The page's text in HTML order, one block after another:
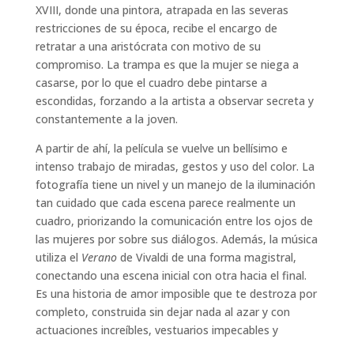
XVIII, donde una pintora, atrapada en las severas
restricciones de su época, recibe el encargo de
retratar a una aristócrata con motivo de su
compromiso. La trampa es que la mujer se niega a
casarse, por lo que el cuadro debe pintarse a
escondidas, forzando a la artista a observar secreta y
constantemente a la joven.
A partir de ahí, la película se vuelve un bellísimo e
intenso trabajo de miradas, gestos y uso del color. La
fotografía tiene un nivel y un manejo de la iluminación
tan cuidado que cada escena parece realmente un
cuadro, priorizando la comunicación entre los ojos de
las mujeres por sobre sus diálogos. Además, la música
utiliza el Veranode Vivaldi de una forma magistral,
conectando una escena inicial con otra hacia el final.
Es una historia de amor imposible que te destroza por
completo, construida sin dejar nada al azar y con
actuaciones increíbles, vestuarios impecables y